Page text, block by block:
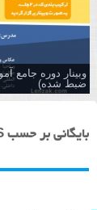
وبینار دوره جامع
ضبط شده)
بایگانی بر حسب SINGLE SHOT FOCUS